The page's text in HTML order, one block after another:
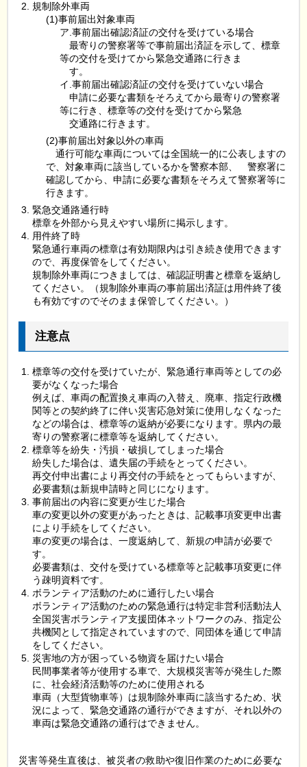
規制除外車両
(1)事前届出対象車両
ア.事前届出確認済証の交付を受けている場合
最寄りの警察署等で事前届出済証を示して、標章
等の交付を受けてから緊急交通路に行きま
す。
イ.事前届出確認済証の交付を受けていない場合
申請に必要な書類をそろえてから最寄りの警察署
等に行き、標章等の交付を受けてから緊急
交通路に行きます。
(2)事前届出対象以外の車両
通行可能な車両については全国統一的に公表しますの
で、対象車両に該当しているかを警察本部、
警察署に
確認してから、申請に必要な書類をそろえて警察署等に
行きます。
緊急交通路通行時
標章を外部から見えやすい場所に掲示します。
用件終了時
緊急通行車両の標章は有効期限内は引き続き使用できます
ので、再度保管をしてください。
規制除外車両につきましては、確認証明書と標章を返納し
てください。（規制除外車両の事前届出済証は用件終了後
も有効ですのでそのまま保管してください。）
注意点
標章等の交付を受けていたが、緊急通行車両等としての必
要がなくなった場合
例えば、車両の配置換え車両の入替え、廃車、指定行政機
関等との契約終了に伴い災害応急対策に使用しなくなった
などの場合は、標章等の返納が必要になります。県内の最
寄りの警察署に標章等を返納してください。
標章等を紛失・汚損・破損してしまった場合
紛失した場合は、遺失届の手続をとってください。
再交付申出書により再交付の手続をとってもらいますが、
必要書類は新規申請時と同じになります。
事前届出の内容に変更が生じた場合
車の変更以外の変更があったときは、記載事項変更申出書
により手続をしてください。
車の変更の場合は、一度返納して、新規の申請が必要で
す。
必要書類は、交付を受けている標章等と記載事項変更に伴
う疎明資料です。
ボランティア活動のために通行したい場合
ボランティア活動のための緊急通行は特定非営利活動法人
全国災害ボランティア支援団体ネットワークのみ、指定公
共機関として指定されていますので、同団体を通じて申請
をしてください。
災害地の方が困っている物資を届けたい場合
民間事業者等が使用する車で、大規模災害等が発生した際
に、社会経済活動等のために使用される
車両（大型貨物車等）は規制除外車両に該当するため、状
況によって、緊急交通路の通行ができますが、それ以外の
車両は緊急交通路の通行はできません。
災害等発生直後は、被災者の救助や復旧作業のために必要な